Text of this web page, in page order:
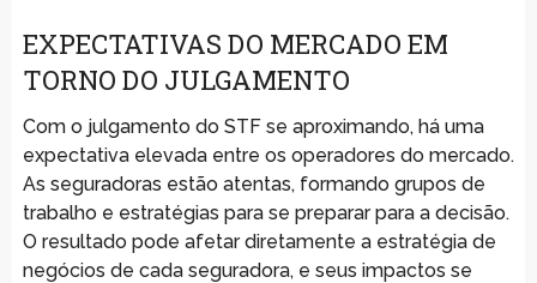
EXPECTATIVAS DO MERCADO EM
TORNO DO JULGAMENTO
Com o julgamento do STF se aproximando, há uma
expectativa elevada entre os operadores do mercado.
As seguradoras estão atentas, formando grupos de
trabalho e estratégias para se preparar para a decisão.
O resultado pode afetar diretamente a estratégia de
negócios de cada seguradora, e seus impactos se